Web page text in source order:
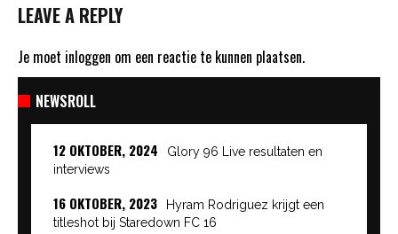
LEAVE A REPLY
Je moet inloggen om een reactie te kunnen plaatsen.
NEWSROLL
12 OKTOBER, 2024
Glory 96 Live resultaten en
interviews
16 OKTOBER, 2023
Hyram Rodriguez krijgt een
titleshot bij Staredown FC 16